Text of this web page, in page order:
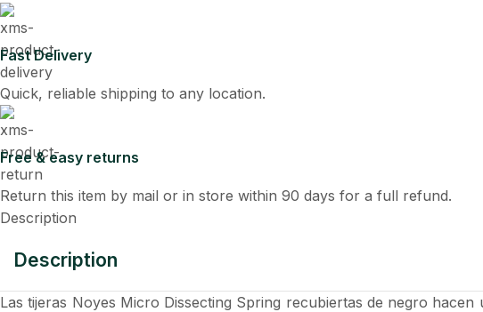
Fast Delivery
Quick, reliable shipping to any location.
Free & easy returns
Return this item by mail or in store within 90 days for a full refund.
Description
Description
Las tijeras Noyes Micro Dissecting Spring recubiertas de negro